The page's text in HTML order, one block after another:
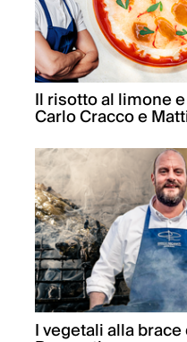
Il risotto al limone
Carlo Cracco e
I vegetali alla